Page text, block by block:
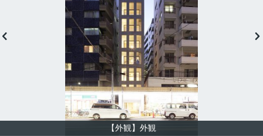
【外観】外観